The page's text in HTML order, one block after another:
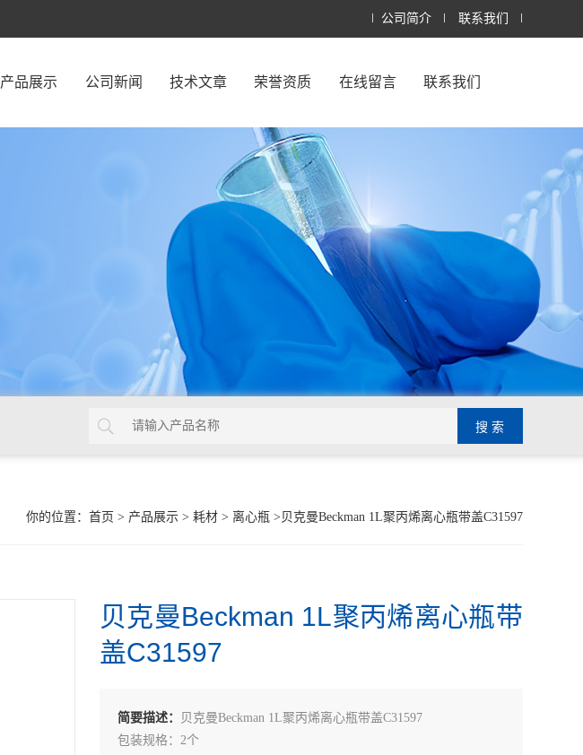
公司简介 联系我们
产品展示 公司新闻 技术文章 荣誉资质 在线留言 联系我们
你的位置： 首页 > 产品展示> 耗材> 离心瓶>贝克曼Beckman 1L聚丙烯离心瓶带盖C31597
贝克曼Beckman 1L聚丙烯离心瓶带
盖C31597
简要描述：
贝克曼Beckman 1L聚丙烯离心瓶带盖C31597
包装规格：2个